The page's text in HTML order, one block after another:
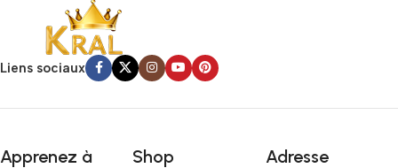
Liens sociaux
Apprenez à
Shop Adresse